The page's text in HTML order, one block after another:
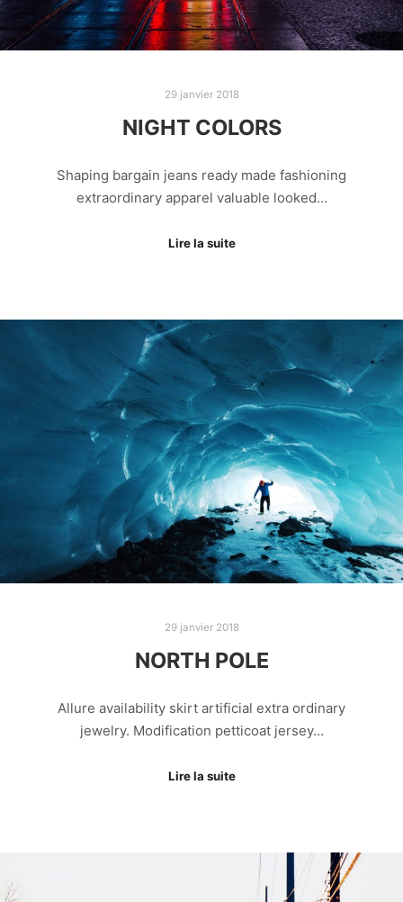
29 janvier 2018
NIGHT COLORS
Shaping bargain jeans ready made fashioning
extraordinary apparel valuable looked…
Lire la suite
29 janvier 2018
NORTH POLE
Allure availability skirt artificial extra ordinary
jewelry. Modification petticoat jersey…
Lire la suite